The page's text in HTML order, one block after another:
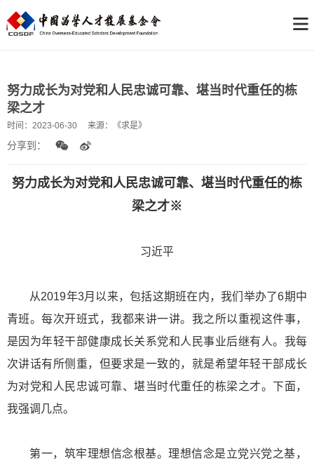
努力成长为对党和人民忠诚可靠、堪当时代重任的栋
梁之才
时间： 2023-06-30 来源： 《求是》
分享到：
努力成长为对党和人民忠诚可靠、堪当时代重任的栋
梁之才※
习近平
从2019年3月以来，包括这期班在内，我们举办了6期中
青班。每次开班式，我都来讲一讲。我之所以重视这件事，
是因为年轻干部健康成长关系党和人民事业后继有人。我每
次讲话有所侧重，但要求是一致的，就是希望年轻干部成长
为对党和人民忠诚可靠、堪当时代重任的栋梁之才。下面，
我强调几点。
第一，筑牢理想信念根基。理想信念是立党兴党之基，